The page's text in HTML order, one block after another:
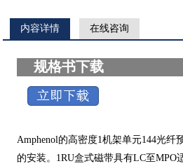
内容详情 在线咨询
规格书下载
Amphenol的高密度1机架单元144光纤
的安装。1RU盒式磁带具有LC至MPO